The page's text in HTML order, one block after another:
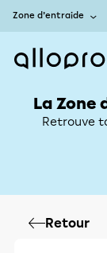
Zone d’entraide
La Zone
Retrouve
Retour